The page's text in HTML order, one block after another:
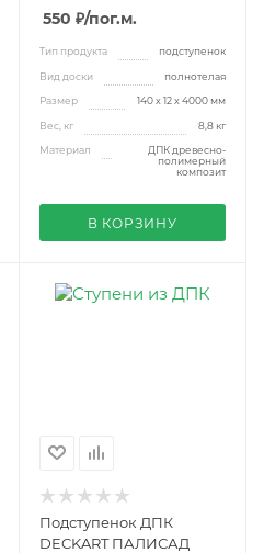
550 ₽/пог.м.
Тип продукта подступенок
Вид доски полнотелая
Размер 140 х 12 х 4000 мм
Вес, кг 8,8 кг
Материал
ДПК древесно-
полимерный
композит
В КОРЗИНУ
Подступенок ДПК
DECKART ПАЛИСАД